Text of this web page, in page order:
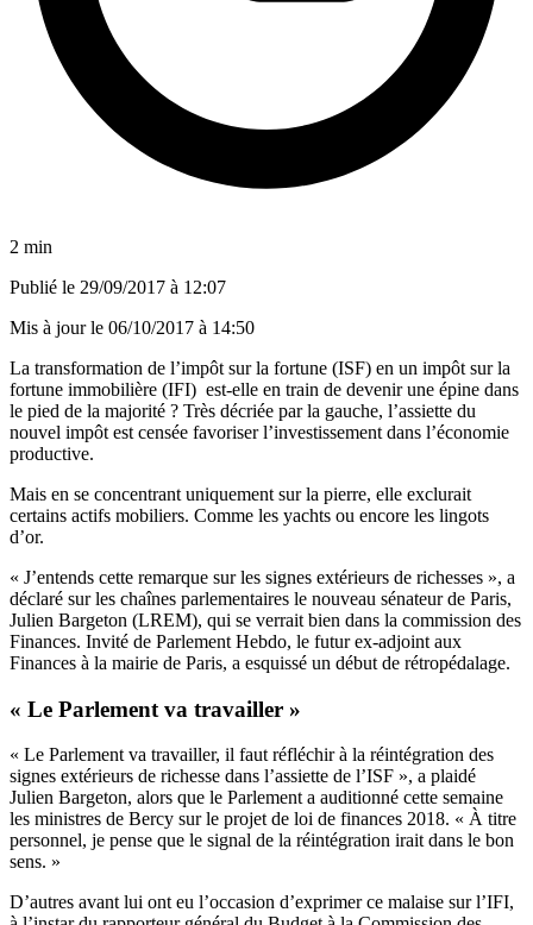
2 min
Publié le 29/09/2017 à 12:07
Mis à jour le 06/10/2017 à 14:50
La transformation de l’impôt sur la fortune (ISF) en un impôt sur la
fortune immobilière (IFI) est-elle en train de devenir une épine dans
le pied de la majorité ? Très décriée par la gauche, l’assiette du
nouvel impôt est censée favoriser l’investissement dans l’économie
productive.
Mais en se concentrant uniquement sur la pierre, elle exclurait
certains actifs mobiliers. Comme les yachts ou encore les lingots
d’or.
« J’entends cette remarque sur les signes extérieurs de richesses », a
déclaré sur les chaînes parlementaires le nouveau sénateur de Paris,
Julien Bargeton (LREM), qui se verrait bien dans la commission des
Finances. Invité de Parlement Hebdo, le futur ex-adjoint aux
Finances à la mairie de Paris, a esquissé un début de rétropédalage.
« Le Parlement va travailler »
« Le Parlement va travailler, il faut réfléchir à la réintégration des
signes extérieurs de richesse dans l’assiette de l’ISF », a plaidé
Julien Bargeton, alors que le Parlement a auditionné cette semaine
les ministres de Bercy sur le projet de loi de finances 2018. « À titre
personnel, je pense que le signal de la réintégration irait dans le bon
sens. »
D’autres avant lui ont eu l’occasion d’exprimer ce malaise sur l’IFI,